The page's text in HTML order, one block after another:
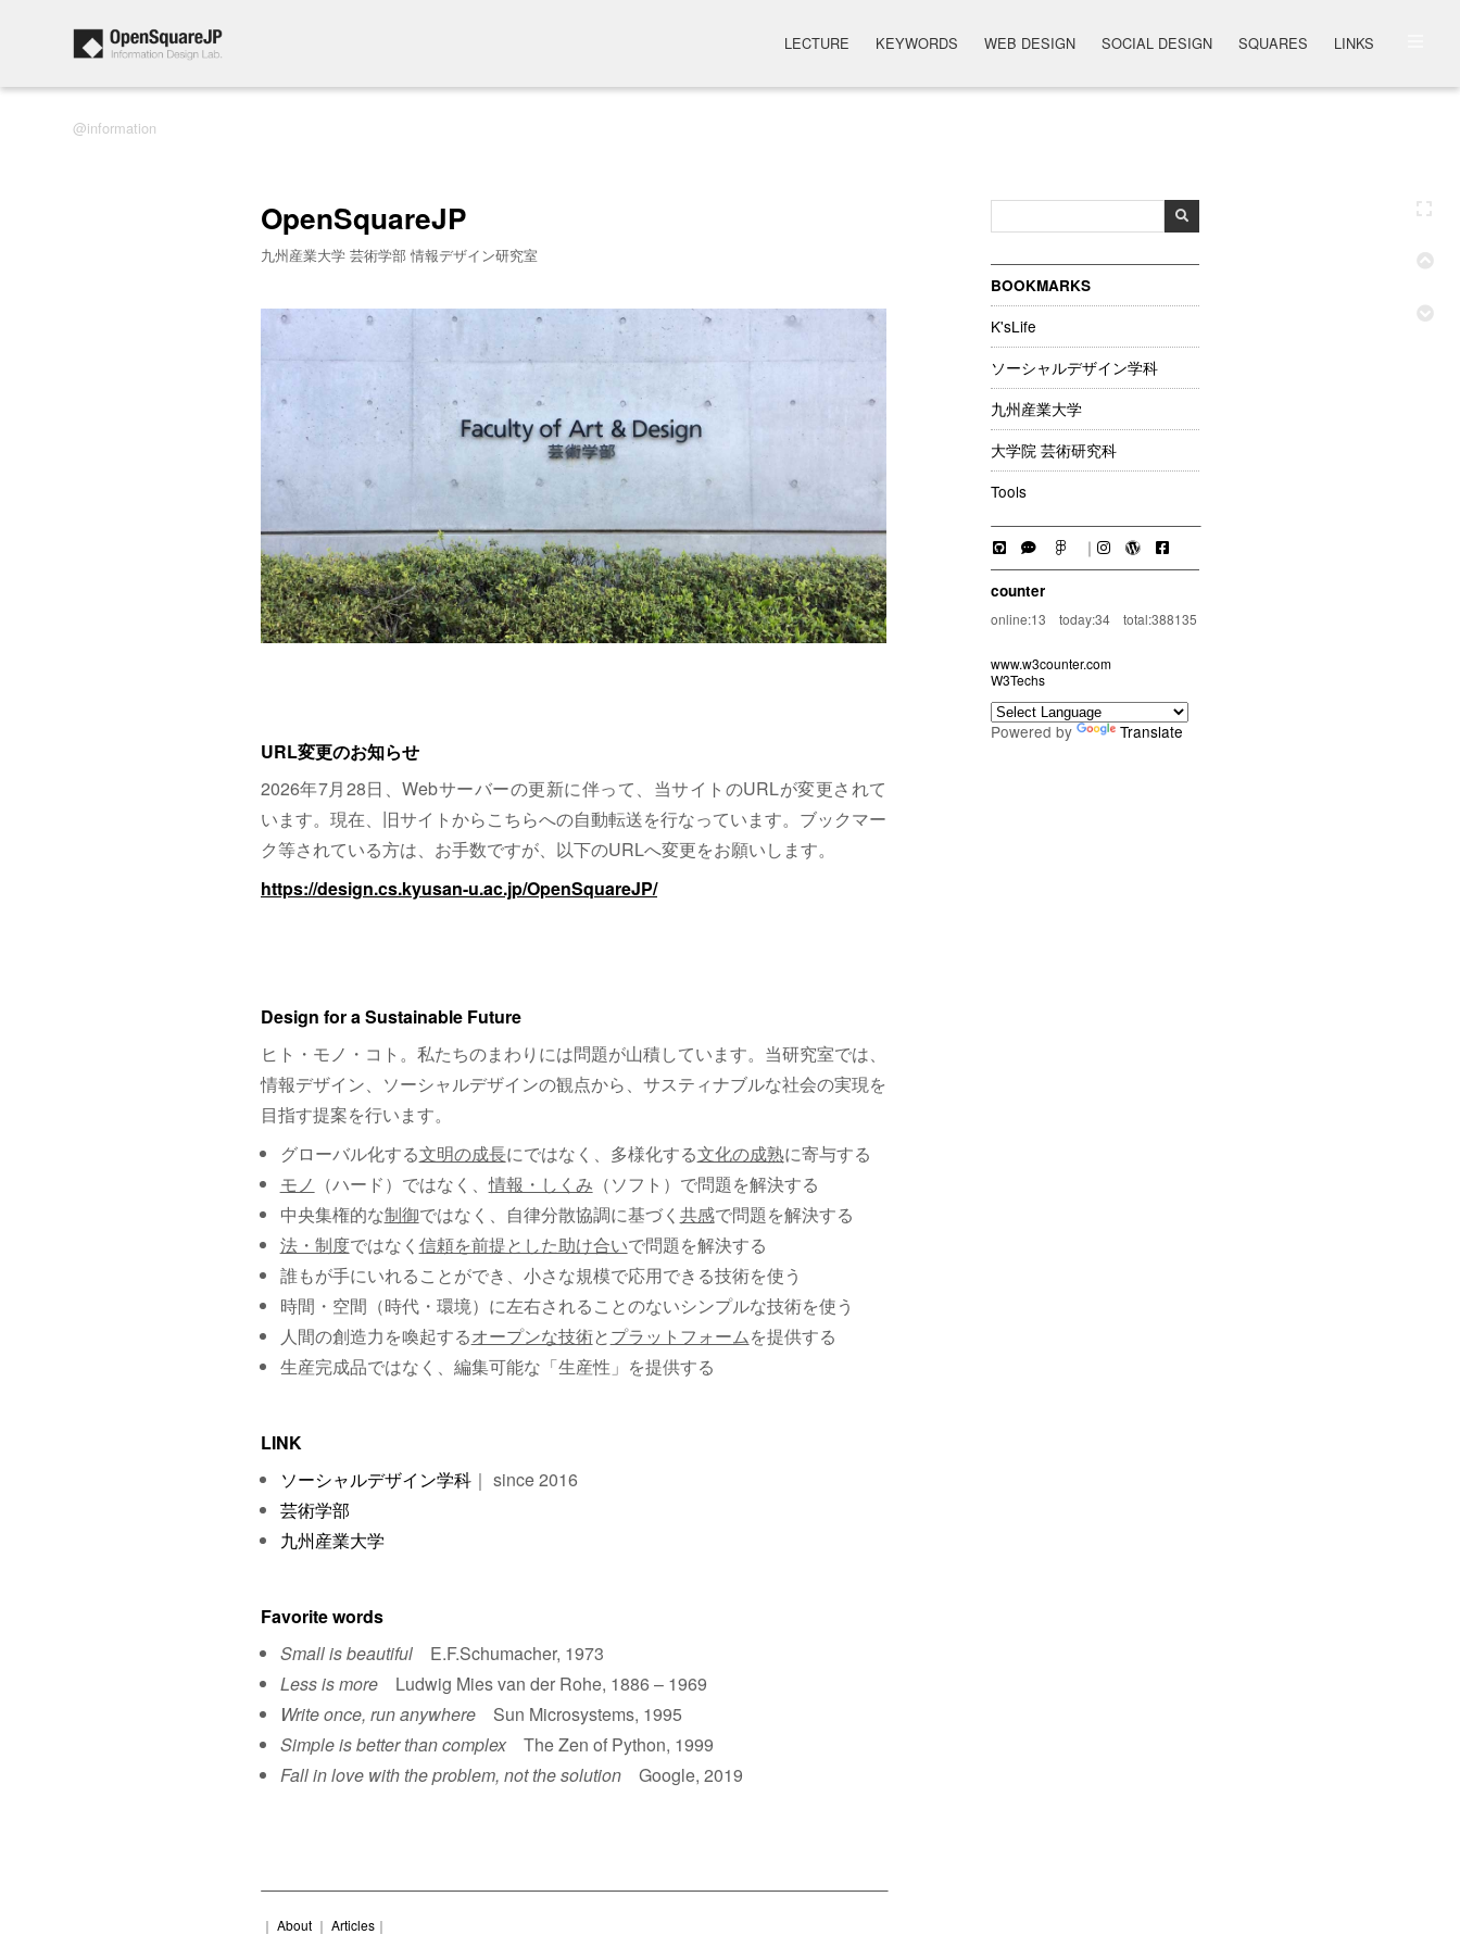
information
LECTURE KEYWORDS WEB DESIGN SOCIAL DESIGN SQUARES LINKS
BOOKMARKS
K'sLife
ソーシャルデザイン学科
九州産業大学
大学院 芸術研究科
Tools
｜
counter
online:13 today:34 total:388135
www.w3counter.com
W3Techs
Powered by Translate
OpenSquareJP
九州産業大学 芸術学部 情報デザイン研究室
URL変更のお知らせ
2026年7月28日、Webサーバーの更新に伴って、当サイトのURLが変更されて
います。現在、旧サイトからこちらへの自動転送を行なっています。ブックマー
ク等されている方は、お手数ですが、以下のURLへ変更をお願いします。
https://design.cs.kyusan-u.ac.jp/OpenSquareJP/
Design for a Sustainable Future
ヒト・モノ・コト。私たちのまわりには問題が山積しています。当研究室では、
情報デザイン、ソーシャルデザインの観点から、サスティナブルな社会の実現を
目指す提案を行います。
グローバル化する文明の成長にではなく、多様化する文化の成熟に寄与する
モノ （ハード）ではなく、情報・しくみ （ソフト）で問題を解決する
中央集権的な制御ではなく、自律分散協調に基づく 共感で問題を解決する
法・制度ではなく 信頼を前提とした助け合いで問題を解決する
誰もが手にいれることができ、小さな規模で応用できる技術を使う
時間・空間（時代・環境）に左右されることのないシンプルな技術を使う
人間の創造力を喚起するオープンな技術とプラットフォームを提供する
生産完成品ではなく、編集可能な「生産性」を提供する
LINK
ソーシャルデザイン学科｜ since 2016
芸術学部
九州産業大学
Favorite words
Small is beautifulE.F.Schumacher, 1973
Less is moreLudwig Mies van der Rohe, 1886 – 1969
Write once, run anywhereSun Microsystems, 1995
Simple is better than complexThe Zen of Python, 1999
Fall in love with the problem, not the solutionGoogle, 2019
｜ About ｜ Articles ｜